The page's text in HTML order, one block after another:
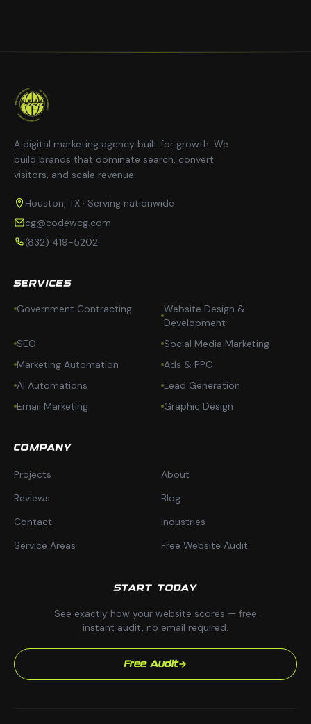
A digital marketing agency built for growth. We
build brands that dominate search, convert
visitors, and scale revenue.
Houston, TX · Serving nationwide
cg@codewcg.com
(832) 419-5202
SERVICES
Government Contracting
Website Design &
Development
SEO
Social Media Marketing
Marketing Automation
Ads & PPC
AI Automations
Lead Generation
Email Marketing
Graphic Design
COMPANY
Projects
About
Reviews
Blog
Contact
Industries
Service Areas
Free Website Audit
START TODAY
See exactly how your website scores — free
instant audit, no email required.
Free Audit